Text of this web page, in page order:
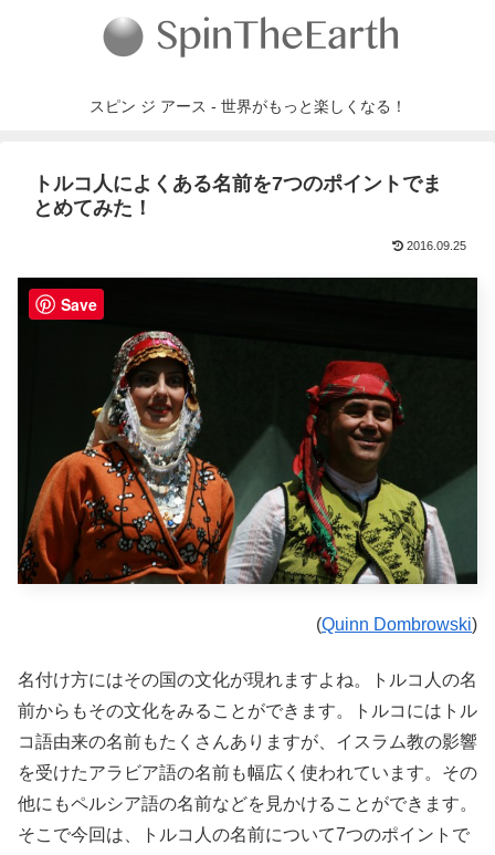
スピン ジ アース - 世界がもっと楽しくなる！
トルコ人によくある名前を7つのポイントでま
とめてみた！
2016.09.25
(Quinn Dombrowski)
名付け方にはその国の文化が現れますよね。トルコ人の名
前からもその文化をみることができます。トルコにはトル
コ語由来の名前もたくさんありますが、イスラム教の影響
を受けたアラビア語の名前も幅広く使われています。その
他にもペルシア語の名前などを見かけることができます。
そこで今回は、
トルコ人の名前について7つのポイントで
Save